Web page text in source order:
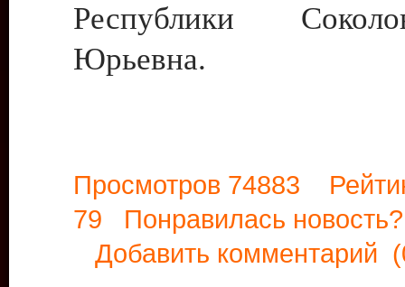
Республики
Юрьевна.
Просмотров 74883
79 Понравилась
Добавить комментарий